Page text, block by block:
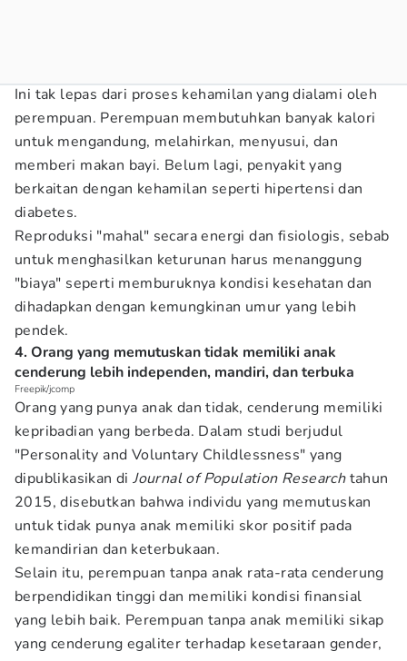
Ini tak lepas dari proses kehamilan yang dialami oleh
perempuan. Perempuan membutuhkan banyak kalori
untuk mengandung, melahirkan, menyusui, dan
memberi makan bayi. Belum lagi, penyakit yang
berkaitan dengan kehamilan seperti hipertensi dan
diabetes.
Reproduksi "mahal" secara energi dan fisiologis, sebab
untuk menghasilkan keturunan harus menanggung
"biaya" seperti memburuknya kondisi kesehatan dan
dihadapkan dengan kemungkinan umur yang lebih
pendek.
4. Orang yang memutuskan tidak memiliki anak
cenderung lebih independen, mandiri, dan terbuka
Freepik/jcomp
Orang yang punya anak dan tidak, cenderung memiliki
kepribadian yang berbeda. Dalam studi berjudul
"Personality and Voluntary Childlessness" yang
dipublikasikan diJournal of Population Researchtahun
2015, disebutkan bahwa individu yang memutuskan
untuk tidak punya anak memiliki skor positif pada
kemandirian dan keterbukaan.
Selain itu, perempuan tanpa anak rata-rata cenderung
berpendidikan tinggi dan memiliki kondisi finansial
yang lebih baik. Perempuan tanpa anak memiliki sikap
yang cenderung egaliter terhadap kesetaraan gender,